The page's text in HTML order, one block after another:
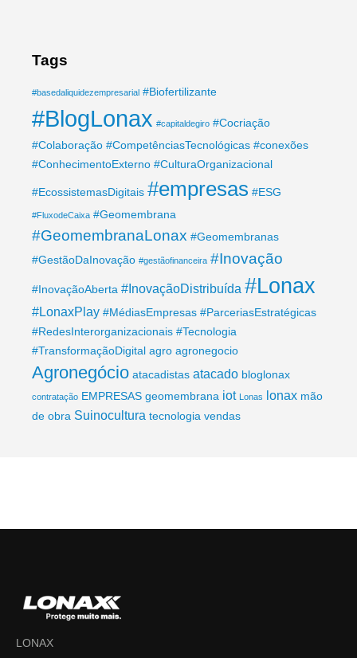
Tags
#basedaliquidezempresarial #Biofertilizante
#BlogLonax #capitaldegiro #Cocriação
#Colaboração #CompetênciasTecnológicas #conexões
#ConhecimentoExterno #CulturaOrganizacional
#EcossistemasDigitais #empresas #ESG
#FluxodeCaixa #Geomembrana
#GeomembranaLonax #Geomembranas
#GestãoDaInovação #gestãofinanceira #Inovação
#InovaçãoAberta #InovaçãoDistribuída #Lonax
#LonaxPlay #MédiasEmpresas #ParceriasEstratégicas
#RedesInterorganizacionais #Tecnologia
#TransformaçãoDigital agro agronegocio
Agronegócio atacadistas atacado bloglonax
contratação EMPRESAS geomembrana iot Lonas lonax mão
de obra Suinocultura tecnologia vendas
LONAX